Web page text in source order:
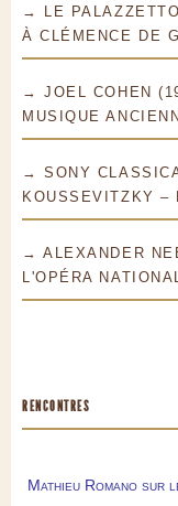
→ LE
À CLÉMENCE DE
→ JOEL COHEN
MUSIQUE
→ SONY
KOUSSEVITZKY –
→ ALEXANDER
L'OPÉRA
RENCONTRES
Mathieu Romano sur